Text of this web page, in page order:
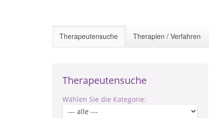
Therapeutensuche Therapien / Verfahren
Therapeutensuche
Wählen Sie die Kategorie: